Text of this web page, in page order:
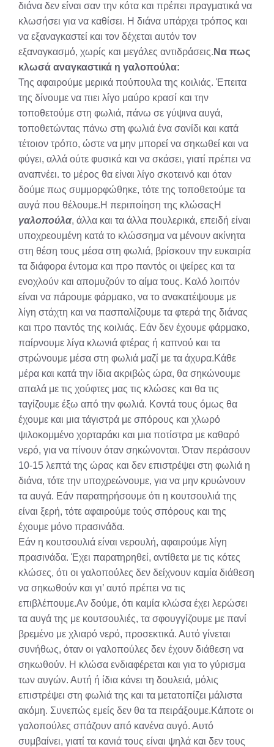
διάνα δεν είναι σαν την κότα και πρέπει πραγματικά να
κλωσήσει για να καθίσει. Η διάνα υπάρχει τρόπος και
να εξαναγκαστεί και τον δέχεται αυτόν τον
εξαναγκασμό, χωρίς και μεγάλες αντιδράσεις. Να πως
κλωσά αναγκαστικά η γαλοπούλα:
Της αφαιρούμε μερικά πούπουλα της κοιλιάς. Έπειτα
της δίνουμε να πιει λίγο μαύρο κρασί και την
τοποθετούμε στη φωλιά, πάνω σε γύψινα αυγά,
τοποθετώντας πάνω στη φωλιά ένα σανίδι και κατά
τέτοιον τρόπο, ώστε να μην μπορεί να σηκωθεί και να
φύγει, αλλά ούτε φυσικά και να σκάσει, γιατί πρέπει να
αναπνέει. το μέρος θα είναι λίγο σκοτεινό και όταν
δούμε πως συμμορφώθηκε, τότε της τοποθετούμε τα
αυγά που θέλουμε.Η περιποίηση της κλώσαςΗ
γαλοπούλα, άλλα και τα άλλα πουλερικά, επειδή είναι
υποχρεουμένη κατά το κλώσσημα να μένουν ακίνητα
στη θέση τους μέσα στη φωλιά, βρίσκουν την ευκαιρία
τα διάφορα έντομα και προ παντός οι ψείρες και τα
ενοχλούν και απομυζούν το αίμα τους. Καλό λοιπόν
είναι να πάρουμε φάρμακο, να το ανακατέψουμε με
λίγη στάχτη και να πασπαλίζουμε τα φτερά της διάνας
και προ παντός της κοιλιάς. Εάν δεν έχουμε φάρμακο,
παίρνουμε λίγα κλωνιά φτέρας ή καπνού και τα
στρώνουμε μέσα στη φωλιά μαζί με τα άχυρα.Κάθε
μέρα και κατά την ίδια ακριβώς ώρα, θα σηκώνουμε
απαλά με τις χούφτες μας τις κλώσες και θα τις
ταγίζουμε έξω από την φωλιά. Κοντά τους όμως θα
έχουμε και μια τάγιστρά με σπόρους και χλωρό
ψιλοκομμένο χορταράκι και μια ποτίστρα με καθαρό
νερό, για να πίνουν όταν σηκώνονται. Όταν περάσουν
10-15 λεπτά της ώρας και δεν επιστρέψει στη φωλιά η
διάνα, τότε την υποχρεώνουμε, για να μην κρυώνουν
τα αυγά. Εάν παρατηρήσουμε ότι η κουτσουλιά της
είναι ξερή, τότε αφαιρούμε τούς σπόρους και της
έχουμε μόνο πρασινάδα.
Εάν η κουτσουλιά είναι νερουλή, αφαιρούμε λίγη
πρασινάδα. Έχει παρατηρηθεί, αντίθετα με τις κότες
κλώσες, ότι οι γαλοπούλες δεν δείχνουν καμία διάθεση
να σηκωθούν και γι’ αυτό πρέπει να τις
επιβλέπουμε.Αν δούμε, ότι καμία κλώσα έχει λερώσει
τα αυγά της με κουτσουλιές, τα σφουγγίζουμε με πανί
βρεμένο με χλιαρό νερό, προσεκτικά. Αυτό γίνεται
συνήθως, όταν οι γαλοπούλες δεν έχουν διάθεση να
σηκωθούν. Η κλώσα ενδιαφέρεται και για το γύρισμα
των αυγών. Αυτή ή ίδια κάνει τη δουλειά, μόλις
επιστρέψει στη φωλιά της και τα μετατοπίζει μάλιστα
ακόμη. Συνεπώς εμείς δεν θα τα πειράξουμε.Κάποτε οι
γαλοπούλες σπάζουν από κανένα αυγό. Αυτό
συμβαίνει, γιατί τα κανιά τους είναι ψηλά και δεν τους